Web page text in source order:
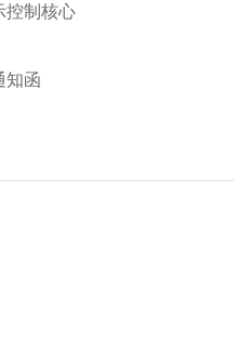
控制核心
知函